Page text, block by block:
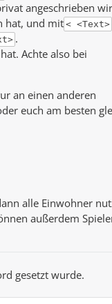
angeschrieben
hat, und mit < <Text>
.
Achte also bei
an einen anderen
euch am besten
alle Einwohner
außerdem
gesetzt wurde.